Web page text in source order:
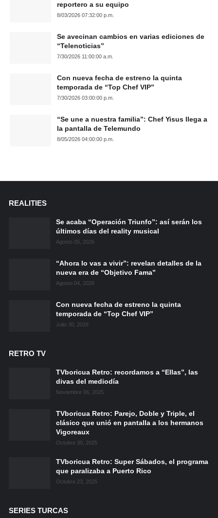
reportero a su equipo
8/03/2026 07:32:00 p.m.
Se avecinan cambios en varias ediciones de
“Telenoticias”
7/30/2026 11:00:00 a.m.
Con nueva fecha de estreno la quinta
temporada de “Top Chef VIP”
7/30/2026 03:00:00 p.m.
“Se une a nuestra familia”: Chef Yisus llega a
la pantalla de Telemundo
8/05/2026 04:00:00 p.m.
REALITIES
Se acaba “Operación Triunfo”: así serán los
últimos días del reality musical
Agosto 05, 2026
“Ahora lo vas a vivir”: revelan detalles de la
nueva era de “Objetivo Fama”
Agosto 04, 2026
Con nueva fecha de estreno la quinta
temporada de “Top Chef VIP”
Julio 30, 2026
RETRO TV
TVboricua Retro: recordamos a “Ellas”, las
divas del mediodía
Noviembre 06, 2025
TVboricua Retro: Parejo, Doble y Triple, el
clásico que unió en pantalla a los hermanos
Vigoreaux
Octubre 30, 2025
TVboricua Retro: Super Sábados, el programa
que paralizaba a Puerto Rico
Octubre 23, 2025
SERIES TURCAS